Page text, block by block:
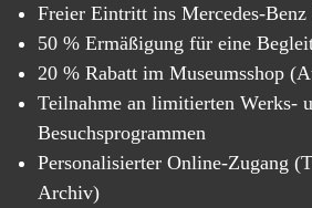
Freier Eintritt ins Mercedes-Benz
50 % Ermäßigung für eine
20 % Rabatt im Museumsshop
Teilnahme an limitierten Werks-
Besuchsprogrammen
Personalisierter Online-Zugang
Archiv)